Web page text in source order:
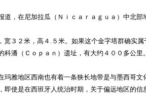
在尼加拉瓜（Ｎｉｃａｒａｇｕａ）中北部
２米，高４.５米。如果这个金字塔群确实
潘（Ｃｏｐａｎ）遗址，有大约４００多公里
地区西南也有着一条狭长地带是与墨西哥
使是在西班牙人统治时期，关于偏远地区的信